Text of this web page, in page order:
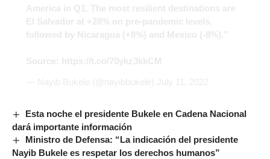
Esta noche el presidente Bukele en Cadena Nacional
dará importante información
Ministro de Defensa: “La indicación del presidente
Nayib Bukele es respetar los derechos humanos”